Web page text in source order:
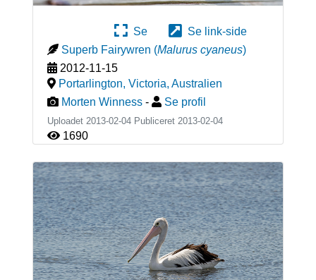
Se
Se link-side
Superb Fairywren (Malurus cyaneus)
2012-11-15
Portarlington, Victoria, Australien
Morten Winness - Se profil
Uploadet 2013-02-04 Publiceret 2013-02-04
1690